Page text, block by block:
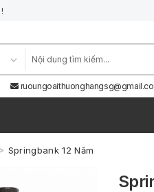
Springbank 12 Năm